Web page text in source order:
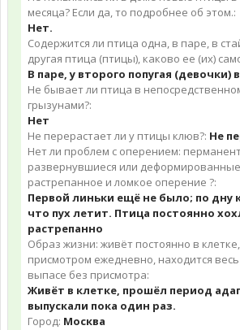
месяца? Если да, то подробнее об этом.:
Нет.
Содержится ли птица одна, в паре, в
другая птица (птицы), каково ее (их)
В паре, у второго попугая (девочки)
Не бывает ли птица в
грызунами?:
Нет
Не перерастает ли у птицы клюв?: Не
Нет ли проблем с оперением:
развернувшиеся или
растрепанное и ломкое оперение ?:
Первой линьки ещё не было; по дну
что пух летит. Птица постоянно
растрепанно
Образ жизни: живёт постоянно в
присмотром ежедневно, находится
выпасе без присмотра:
Живёт в клетке, прошёл период
выпускали пока один раз.
Город: Москва